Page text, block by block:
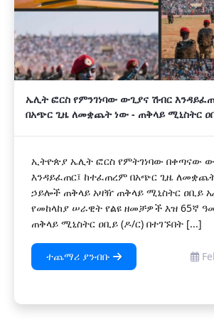
ኤሊት ፎርስ የምንገነባው ውጊያና ሽብር
በአጭር ጊዜ ለመቋጨት ነው - ጠቅላይ ሚኒስትር
ኢትዮጵያ ኤሊት ፎርስ የምትገነባው በቀጣናው
እንዳይፈጠር፤ ከተፈጠረም በአጭር ጊዜ
ኃይሎች ጠቅላይ አዛዥ ጠቅላይ ሚኒስትር ዐቢይ
የመከላከያ ሠራዊት የልዩ ዘመቻዎች እዝ 65ኛ
ጠቅላይ ሚኒስትር ዐቢይ (ዶ/ር) በተገኙበት [...]
ተጨማሪ ያንብቡ